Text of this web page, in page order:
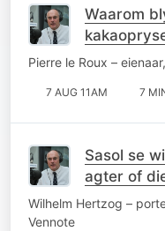
Waarom
Pierre le Roux –
7 AUG 11AM 7
Sasol se
agter of
Wilhelm Hertzog –
Vennote